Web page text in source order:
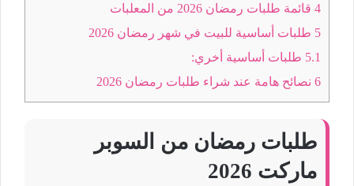
4 قائمة طلبات رمضان 2026 من المعلبات
5 طلبات أساسية للبيت في شهر رمضان 2026
5.1 طلبات أساسية أخري:
6 نصائح هامة عند شراء طلبات رمضان 2026
طلبات رمضان من السوبر
ماركت 2026